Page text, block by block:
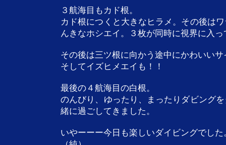
３航海目もカド根。
カド根につくと大きなヒラメ。その後は
んきなホシエイ。３枚が同時に視界に入
その後は三ツ根に向かう途中にかわいい
そしてイズヒメエイも！！
最後の４航海目の白根。
のんびり、ゆったり、まったりダビング
緒に過ごしてきました。
いやーーー今日も楽しいダイビングでした